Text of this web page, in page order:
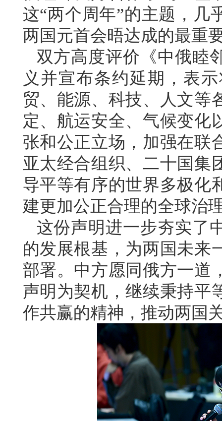
这“两个周年”的主题，几
两国元首会晤达成的最重
双方高度评价《中俄睦
义并宣布条约延期，表
贸、能源、科技、人文等
定、航运安全、气候变化
张和公正立场，加强在联
亚太经合组织、二十国集
导平等有序的世界多极化
建更加公正合理的全球治
这份声明进一步夯实了
的发展根基，为两国未来
部署。中方愿同俄方一道
声明为契机，继续秉持平
作共赢的精神，推动两国